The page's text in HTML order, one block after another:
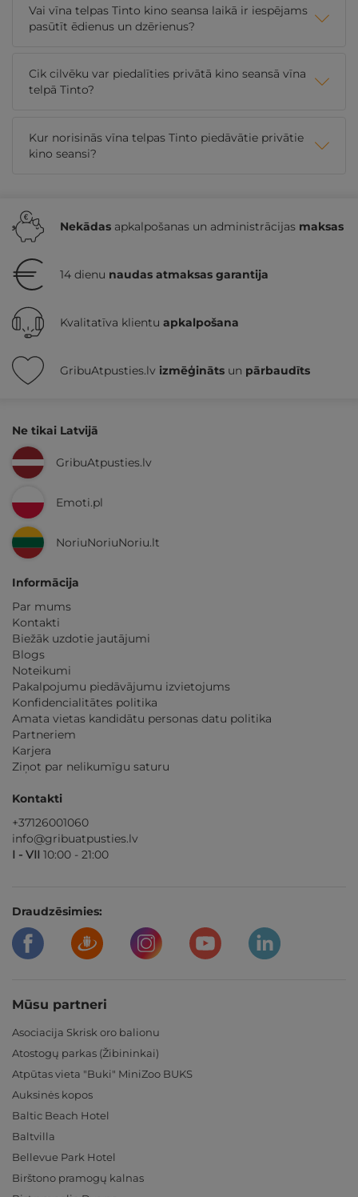
Vai vīna telpas Tinto kino seansa laikā ir iespējams
pasūtīt ēdienus un dzērienus?
Cik cilvēku var piedalīties privātā kino seansā vīna
telpā Tinto?
Kur norisinās vīna telpas Tinto piedāvātie privātie
kino seansi?
Nekādas apkalpošanas un administrācijas maksas
14 dienu naudas atmaksas garantija
Kvalitatīva klientu apkalpošana
GribuAtpusties.lv izmēģināts un pārbaudīts
Ne tikai Latvijā
GribuAtpusties.lv
Emoti.pl
NoriuNoriuNoriu.lt
Informācija
Par mums
Kontakti
Biežāk uzdotie jautājumi
Blogs
Noteikumi
Pakalpojumu piedāvājumu izvietojums
Konfidencialitātes politika
Amata vietas kandidātu personas datu politika
Partneriem
Karjera
Ziņot par nelikumīgu saturu
Kontakti
+37126001060
info@gribuatpusties.lv
I - VII 10:00 - 21:00
Draudzēsimies:
Mūsu partneri
Asociacija Skrisk oro balionu
Atostogų parkas (Žibininkai)
Atpūtas vieta "Buki" MiniZoo BUKS
Auksinės kopos
Baltic Beach Hotel
Baltvilla
Bellevue Park Hotel
Birštono pramogų kalnas